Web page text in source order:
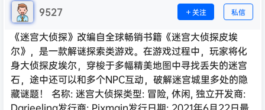
9527 关注 私信
《迷宫大侦探》改编自全球畅销书籍《迷宫大侦探皮埃
尔》，是一款解谜探索类游戏。在游戏过程中，玩家将化
身大侦探皮埃尔，穿梭于多幅精美地图中寻找丢失的迷宫
石，途中还可以和多个NPC互动，破解迷宫城里多处的隐
藏谜题！ 名称: 迷宫大侦探类型: 冒险, 休闲, 独立开发商: